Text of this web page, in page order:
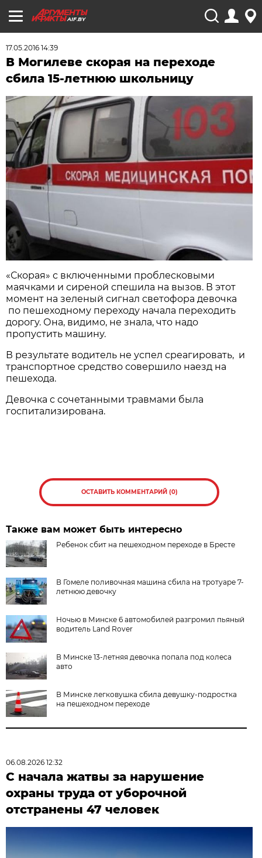
AIF.BY
17.05.2016 14:39
В Могилеве скорая на переходе
сбила 15-летнюю школьницу
«Скорая» с включенными проблесковыми
маячками и сиреной спешила на вызов. В этот
момент на зеленый сигнал светофора девочка
по пешеходному переходу начала переходить
дорогу. Она, видимо, не знала, что надо
пропустить машину.
В результате водитель не успел среагировать, и
транспортное средство совершило наезд на
пешехода.
Девочка с сочетанными травмами была
госпитализирована.
ОСТАВИТЬ КОММЕНТАРИЙ (0)
Также вам может быть интересно
Ребенок сбит на пешеходном переходе в Бресте
В Гомеле поливочная машина сбила на тротуаре 7-
летнюю девочку
Ночью в Минске 6 автомобилей разгромил пьяный
водитель Land Rover
В Минске 13-летняя девочка попала под колеса
авто
В Минске легковушка сбила девушку-подростка
на пешеходном переходе
06.08.2026 12:32
С начала жатвы за нарушение
охраны труда от уборочной
отстранены 47 человек